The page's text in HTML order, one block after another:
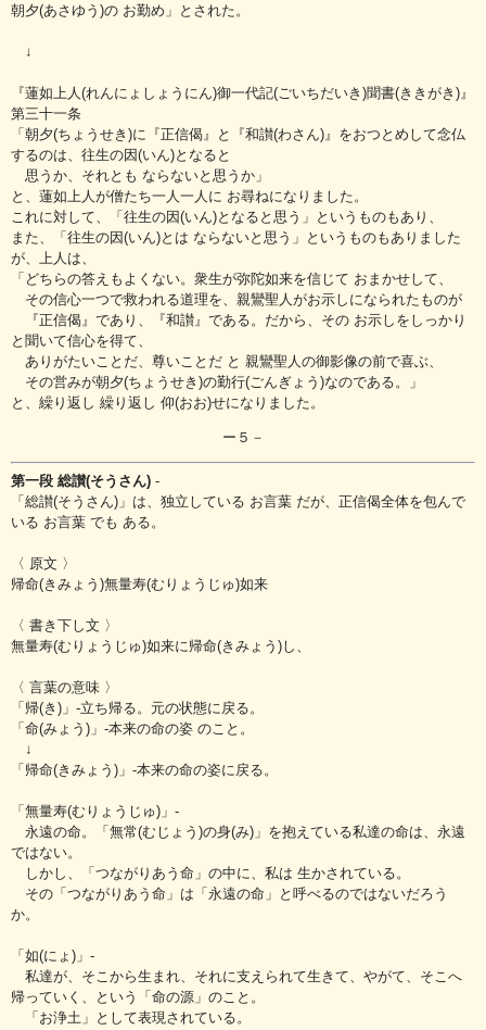
朝夕(あさゆう)の お勤め」とされた。
↓
『蓮如上人(れんにょしょうにん)御一代記(ごいちだいき)聞書(ききがき)』
第三十一条
「朝夕(ちょうせき)に『正信偈』と『和讃(わさん)』をおつとめして念仏
するのは、往生の因(いん)となると
思うか、それとも ならないと思うか」
と、蓮如上人が僧たち一人一人に お尋ねになりました。
これに対して、「往生の因(いん)となると思う」というものもあり、
また、「往生の因(いん)とは ならないと思う」というものもありました
が、上人は、
「どちらの答えもよくない。衆生が弥陀如来を信じて おまかせして、
その信心一つで救われる道理を、親鸞聖人がお示しになられたものが
『正信偈』であり、『和讃』である。だから、その お示しをしっかり
と聞いて信心を得て、
ありがたいことだ、尊いことだ と 親鸞聖人の御影像の前で喜ぶ、
その営みが朝夕(ちょうせき)の勤行(ごんぎょう)なのである。」
と、繰り返し 繰り返し 仰(おお)せになりました。
ー５－
第一段 総讃(そうさん) ‐
「総讃(そうさん)」は、独立している お言葉 だが、正信偈全体を包んで
いる お言葉 でも ある。
〈 原文 〉
帰命(きみょう)無量寿(むりょうじゅ)如来
〈 書き下し文 〉
無量寿(むりょうじゅ)如来に帰命(きみょう)し、
〈 言葉の意味 〉
「帰(き)」‐立ち帰る。元の状態に戻る。
「命(みょう)」‐本来の命の姿 のこと。
↓
「帰命(きみょう)」‐本来の命の姿に戻る。
「無量寿(むりょうじゅ)」‐
永遠の命。「無常(むじょう)の身(み)」を抱えている私達の命は、永遠
ではない。
しかし、「つながりあう命」の中に、私は 生かされている。
その「つながりあう命」は「永遠の命」と呼べるのではないだろう
か。
「如(にょ)」‐
私達が、そこから生まれ、それに支えられて生きて、やがて、そこへ
帰っていく、という「命の源」のこと。
「お浄土」として表現されている。